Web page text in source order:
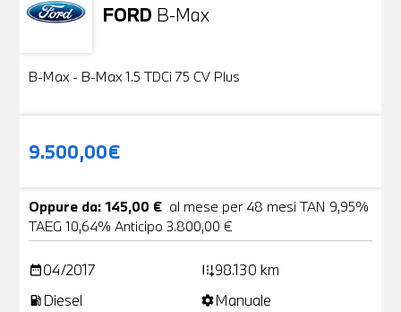
FORD B-Max
B-Max - B-Max 1.5 TDCi 75 CV Plus
9.500,00€
Oppure da: 145,00 € al mese per 48 mesi TAN 9,95%
TAEG 10,64% Anticipo 3.800,00 €
date_range04/2017 add_road98.130 km
local_gas_station Diesel settingsManuale